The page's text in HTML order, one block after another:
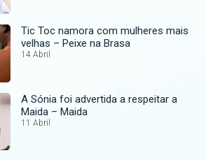
Tic Toc namora com mulheres mais
velhas – Peixe na Brasa
14 Abril
A Sónia foi advertida a respeitar a
Maida – Maida
11 Abril